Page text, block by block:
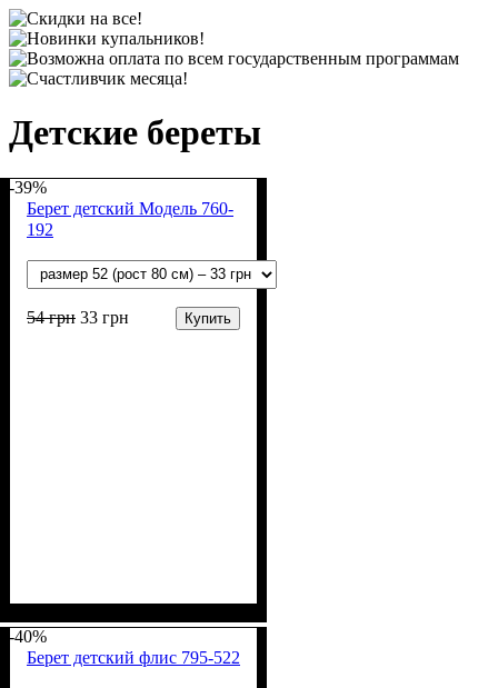
Детские береты
-39%
Берет детский Модель 760-
192
54грн 33 грн Купить
-40%
Берет детский флис 795-522